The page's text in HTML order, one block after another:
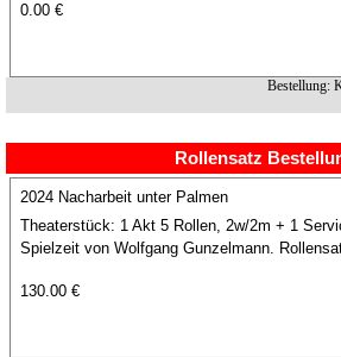
0.00 €
Bestellung:
Rollensatz
2024 Nacharbeit unter Palmen
Theaterstück: 1 Akt 5 Rollen, 2w/2m + 1
Spielzeit von Wolfgang Gunzelmann.
130.00 €